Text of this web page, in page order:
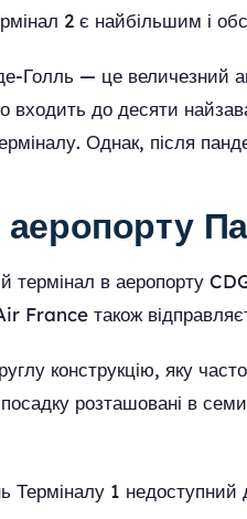
2 є найбільшим і
Голль — це величезний
входить до десяти
Однак, після
аеропорту
термінал в аеропорту
France також
конструкцію, яку
розташовані в
1 недоступний